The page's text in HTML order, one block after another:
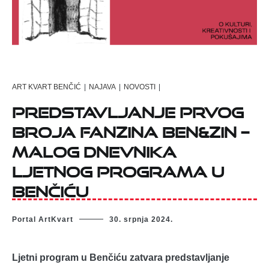
ART KVART BENČIĆ | NAJAVA | NOVOSTI |
Predstavljanje prvog
broja fanzina Ben&zin –
malog dnevnika
Ljetnog programa u
Benčiću
Portal ArtKvart 30. srpnja 2024.
Ljetni program u Benčiću zatvara predstavljanje